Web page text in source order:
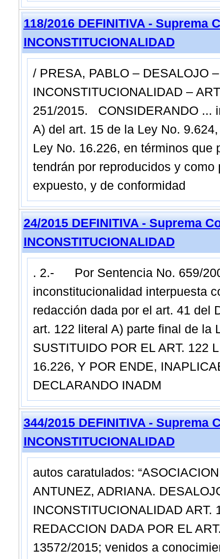
118/2016 DEFINITIVA - Suprema
INCONSTITUCIONALIDAD
/ PRESA, PABLO – DESALOJO
INCONSTITUCIONALIDAD –
251/2015. CONSIDERANDO ...
A) del art. 15 de la Ley No.
Ley No. 16.226, en términos
tendrán por reproducidos y
expuesto, y de conformidad
24/2015 DEFINITIVA - Suprema
INCONSTITUCIONALIDAD
. 2.- Por Sentencia No. 659/
inconstitucionalidad interpuesta
redacción dada por el art. 41 del
art. 122 literal A) parte final de la
SUSTITUIDO POR EL ART. 122
16.226, Y POR ENDE,
DECLARANDO INADM
344/2015 DEFINITIVA - Suprema
INCONSTITUCIONALIDAD
autos caratulados:
ANTUNEZ, ADRIANA.
INCONSTITUCIONALIDAD
REDACCION DADA POR EL
13572/2015; venidos a